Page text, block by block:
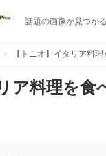
話題の画像が見つかる
【トニオ】イタリア料
ア料理を